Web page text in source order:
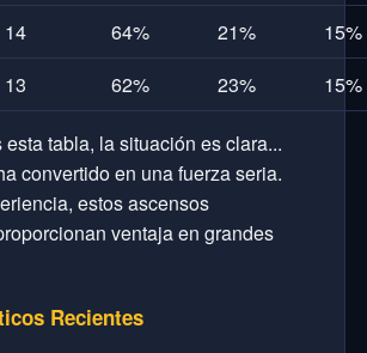
14 64% 21%
15%
13 62% 23% 15%
tabla, la situación es clara...
convertido en una fuerza seria.
estos ascensos
ventaja en grandes
Recientes